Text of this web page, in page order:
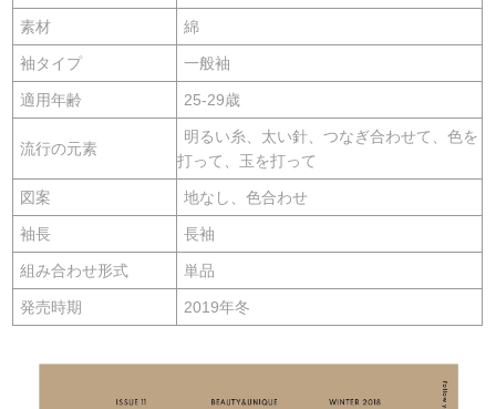
素材 綿
袖タイプ 一般袖
適用年齢 25-29歳
流行の元素
明るい糸、太い針、つなぎ合わせて、色を
打って、玉を打って
図案 地なし、色合わせ
袖長 長袖
組み合わせ形式 単品
発売時期 2019年冬